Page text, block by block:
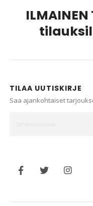
TILAA UUTISKIRJE
Saa ajankohtaiset